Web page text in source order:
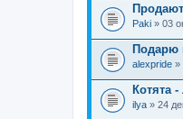
Paki » 03
Подарю
alexpride »
Котята
ilya » 24